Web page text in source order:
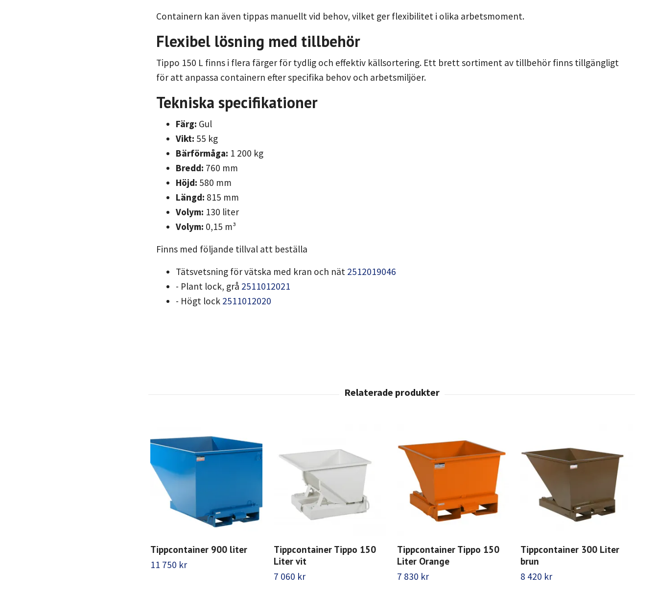
Containern kan även tippas manuellt vid behov, vilket ger flexibilitet i olika arbetsmoment.
Flexibel lösning med tillbehör
Tippo 150 L finns i flera färger för tydlig och effektiv källsortering. Ett brett sortiment av tillbehör finns tillgängligt
för att anpassa containern efter specifika behov och arbetsmiljöer.
Tekniska specifikationer
Färg: Gul
Vikt: 55 kg
Bärförmåga: 1 200 kg
Bredd: 760 mm
Höjd: 580 mm
Längd: 815 mm
Volym: 130 liter
Volym: 0,15 m³
Finns med följande tillval att beställa
Tätsvetsning för vätska med kran och nät 2512019046
- Plant lock, grå 2511012021
- Högt lock 2511012020
Tippcontainer 900 liter
11 750 kr
Tippcontainer Tippo 150
Liter vit
7 060 kr
Tippcontainer Tippo 150
Liter Orange
7 830 kr
Tippcontainer 300 Liter
brun
8 420 kr